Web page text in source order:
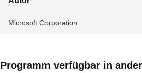
Microsoft Corporation
Programm verfügbar in